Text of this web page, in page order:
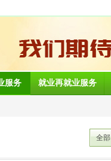
服务 就业再就业服务
全部